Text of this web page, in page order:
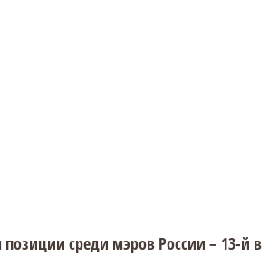
среди мэров России – 13-й в